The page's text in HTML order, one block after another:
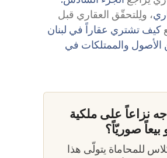
، ولِلتحقّق العقاري قبل
كيف تشتري عقاراً في لبنان
والممتلكات في
نزاعاً على ملكية
بيعاً صوريّاً؟
للمحاماة يتولّى هذا